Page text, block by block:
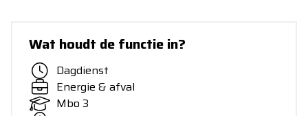
Wat houdt de functie in?
Dagdienst
Energie & afval
Mbo 3